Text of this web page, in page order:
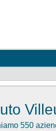
550